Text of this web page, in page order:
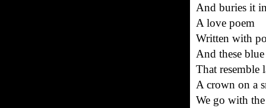
And buries it
A love poem
‏Written with
‏And these
‏That resemble
‏A crown on a
‏We go with